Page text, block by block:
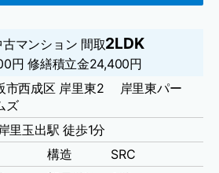
古マンション 間取2LDK
円 修繕積立金24,400円
市西成区 岸里東2 岸里東パー
ズ
里玉出駅 徒歩1分
構造
SRC